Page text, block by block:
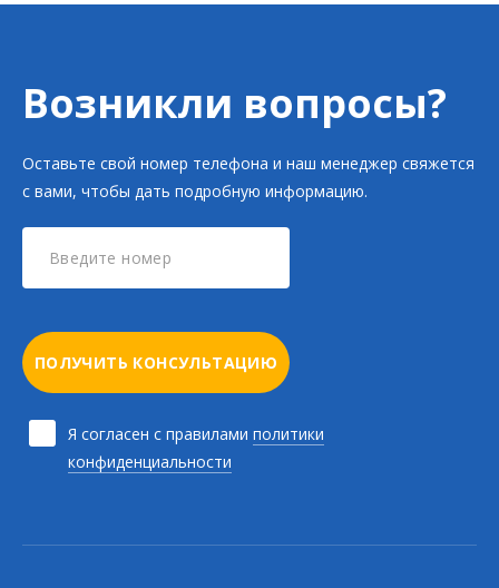
Возникли вопросы?
Оставьте свой номер телефона и наш менеджер свяжется
с вами, чтобы дать подробную информацию.
ПОЛУЧИТЬ КОНСУЛЬТАЦИЮ
Я согласен с правилами политики
конфиденциальности